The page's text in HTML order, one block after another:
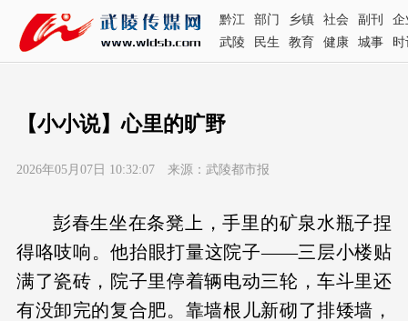
黔江 部门 乡镇 社会 副刊
企
武陵
民生 教育 健康 城事 时
【小小说】心里的旷野
2026年05月07日 10:32:07 来源：武陵都市报
彭春生坐在条凳上，手里的矿泉水瓶子捏
得咯吱响。他抬眼打量这院子——三层小楼贴
满了瓷砖，院子里停着辆电动三轮，车斗里还
有没卸完的复合肥。靠墙根儿新砌了排矮墙，